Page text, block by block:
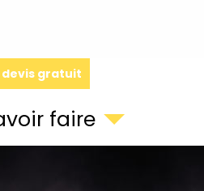
gratuit
faire